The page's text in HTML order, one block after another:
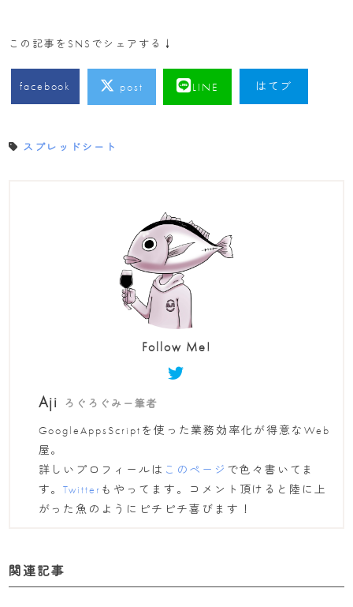
この記事をSNSでシェアする↓
facebook post LINE はてブ
スプレッドシート
Follow Me!
Aji ろぐろぐみー筆者
GoogleAppsScriptを使った業務効率化が得意なWeb
屋。
詳しいプロフィールは このページ で色々書いてま
す。Twitter もやってます。コメント頂けると陸に上
がった魚のようにピチピチ喜びます！
関連記事